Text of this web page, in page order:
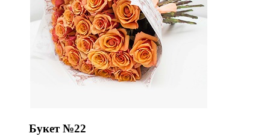
Букет №22